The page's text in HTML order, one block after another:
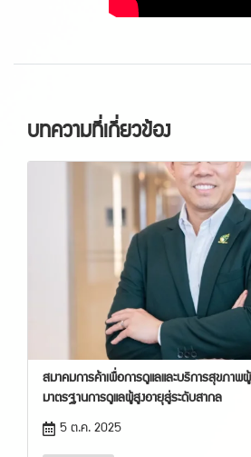
บทความที่เกี่ยวข้อง
สมาคมการค้าเพื่อการดูแลและบริการสุขภาพ
มาตรฐานการดูแลผู้สูงอายุสู่ระดับสากล
5 ต.ค. 2025